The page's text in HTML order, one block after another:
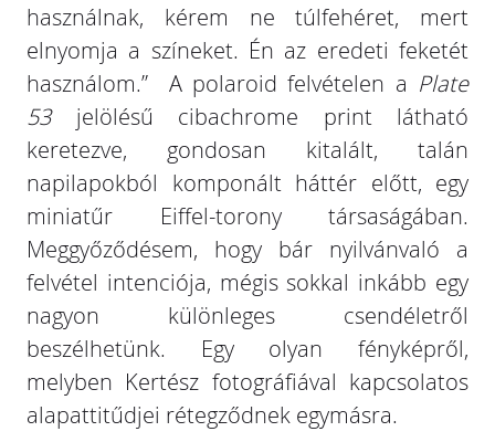
használnak, kérem ne túlfehéret, mert
elnyomja a színeket. Én az eredeti feketét
használom.” A polaroid felvételen a Plate
53jelölésű cibachrome print látható
keretezve, gondosan kitalált, talán
napilapokból komponált háttér előtt, egy
miniatűr Eiffel-torony társaságában.
Meggyőződésem, hogy bár nyilvánvaló a
felvétel intenciója, mégis sokkal inkább egy
nagyon különleges csendéletről
beszélhetünk. Egy olyan fényképről,
melyben Kertész fotográfiával kapcsolatos
alapattitűdjei rétegződnek egymásra.